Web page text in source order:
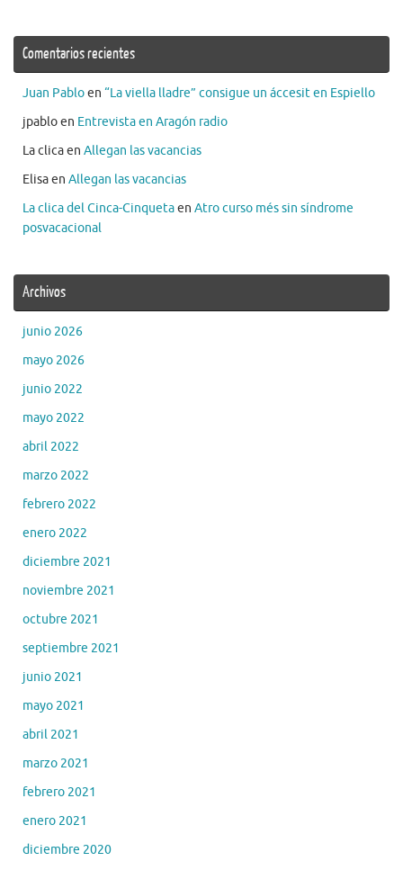
Comentarios recientes
Juan Pabloen “La viella lladre” consigue un áccesit en Espiello
jpabloen Entrevista en Aragón radio
La clicaen Allegan las vacancias
Elisaen Allegan las vacancias
La clica del Cinca-Cinquetaen Atro curso més sin síndrome
posvacacional
Archivos
junio 2026
mayo 2026
junio 2022
mayo 2022
abril 2022
marzo 2022
febrero 2022
enero 2022
diciembre 2021
noviembre 2021
octubre 2021
septiembre 2021
junio 2021
mayo 2021
abril 2021
marzo 2021
febrero 2021
enero 2021
diciembre 2020